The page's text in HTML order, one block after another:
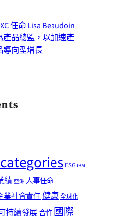
任命 Lisa Beaudoin
產品總監，以加速產
導向型增長
categories ESG IBM
績 亞洲 人事任命
業社會責任健康全球化
持續發展合作國際